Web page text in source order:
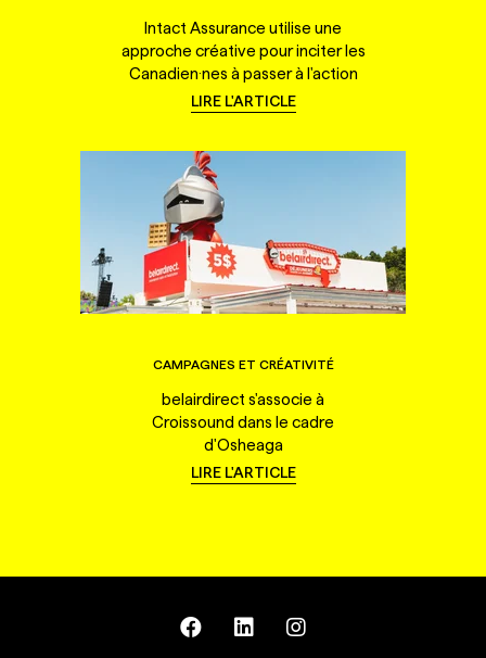
Intact Assurance utilise une
approche créative pour inciter les
Canadien·nes à passer à l'action
LIRE L'ARTICLE
CAMPAGNES ET CRÉATIVITÉ
belairdirect s'associe à
Croissound dans le cadre
d'Osheaga
LIRE L'ARTICLE